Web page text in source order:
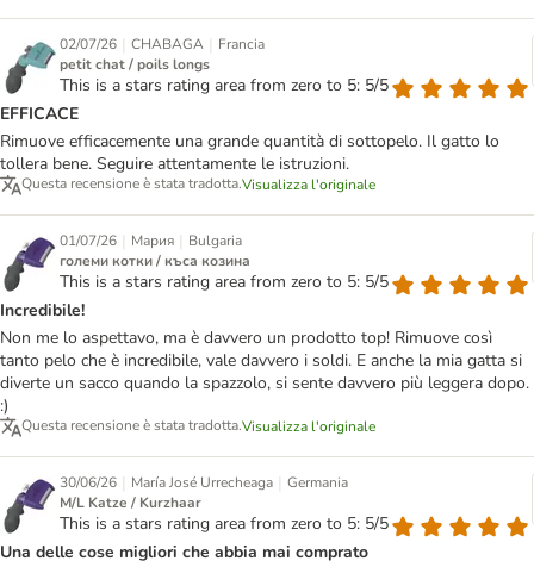
02/07/26 | CHABAGA | Francia
petit chat / poils longs
This is a stars rating area from zero to 5: 5/5
EFFICACE
Rimuove efficacemente una grande quantità di sottopelo. Il gatto lo
tollera bene. Seguire attentamente le istruzioni.
Questa recensione è stata tradotta.Visualizza l'originale
01/07/26 | Мария | Bulgaria
големи котки / къса козина
This is a stars rating area from zero to 5: 5/5
Incredibile!
Non me lo aspettavo, ma è davvero un prodotto top! Rimuove così
tanto pelo che è incredibile, vale davvero i soldi. E anche la mia gatta si
diverte un sacco quando la spazzolo, si sente davvero più leggera dopo.
:)
Questa recensione è stata tradotta.Visualizza l'originale
30/06/26 | María José Urrecheaga | Germania
M/L Katze / Kurzhaar
This is a stars rating area from zero to 5: 5/5
Una delle cose migliori che abbia mai comprato